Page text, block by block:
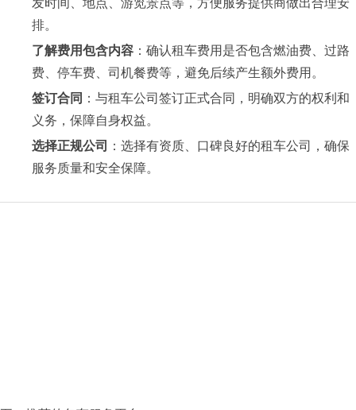
发时间、地点、游览景点等，方便服务提供商做出合理安
排。​
了解费用包含内容 ：​确认租车费用是否包含燃油费、过路
费、停车费、司机餐费等，避免后续产生额外费用。​
签订合同 ：​与租车公司签订正式合同，明确双方的权利和
义务，保障自身权益。​
选择正规公司
：​选择有资质、口碑良好的租车公司，确保
服务质量和安全保障。​